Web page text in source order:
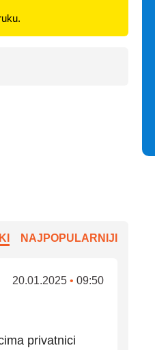
NAJPOPULARNIJI
20.01.2025 • 09:50
privatnici